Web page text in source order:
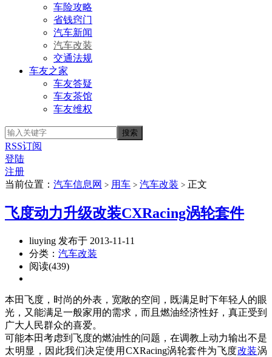
车险攻略
省钱窍门
汽车新闻
汽车改装
交通法规
车友之家
车友答疑
车友茶馆
车友维权
RSS订阅
登陆
注册
当前位置： 汽车信息网 > 用车 > 汽车改装 > 正文
飞度动力升级改装CXRacing涡轮套件
liuying 发布于 2013-11-11
分类： 汽车改装
阅读(439)
本田飞度，时尚的外表，宽敞的空间，既满足时下年轻人的眼
光，又能满足一般家用的需求，而且燃油经济性好，真正受到
广大人民群众的喜爱。
可能本田考虑到飞度的燃油性的问题，在调教上动力输出不是
太明显，因此我们决定使用CXRacing涡轮套件为飞度改装涡